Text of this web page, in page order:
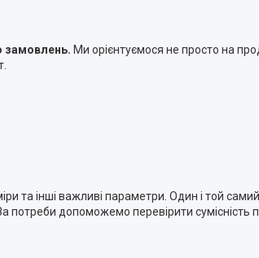
замовлень. Ми орієнтуємося не просто на
та інші важливі параметри. Один і той самий
потреби допоможемо перевірити сумісність